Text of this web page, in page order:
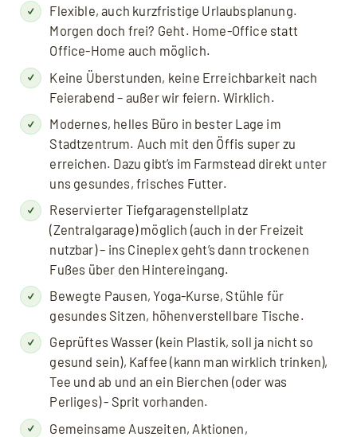
Flexible, auch kurzfristige Urlaubsplanung.
Morgen doch frei? Geht. Home-Office statt
Office-Home auch möglich.
Keine Überstunden, keine Erreichbarkeit nach
Feierabend – außer wir feiern. Wirklich.
Modernes, helles Büro in bester Lage im
Stadtzentrum. Auch mit den Öffis super zu
erreichen. Dazu gibt’s im Farmstead direkt unter
uns gesundes, frisches Futter.
Reservierter Tiefgaragenstellplatz
(Zentralgarage) möglich (auch in der Freizeit
nutzbar) – ins Cineplex geht’s dann trockenen
Fußes über den Hintereingang.
Bewegte Pausen, Yoga-Kurse, Stühle für
gesundes Sitzen, höhenverstellbare Tische.
Geprüftes Wasser (kein Plastik, soll ja nicht so
gesund sein), Kaffee (kann man wirklich trinken),
Tee und ab und an ein Bierchen (oder was
Perliges) - Sprit vorhanden.
Gemeinsame Auszeiten, Aktionen,